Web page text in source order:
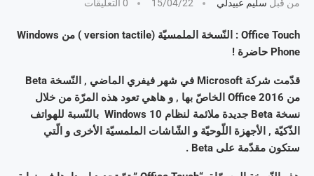
من قبل سليم عبيدلي 15/04/22 0 التعليقات
Office Touch : النّسخة الملمسيّة (version tactile ) من Windows
Phone حاضرة !
قدّمت شركة Microsoft في شهر فيفري الماضي , النّسخة Beta
من Office 2016 الخاصّ بها , و هاهي تعود هذه المرّة من خلال
نسخة Beta جديدة ملائمة لنظام Windows 10 بالنّسبة للهواتف
الذّكيّة , الأجهزة اللّوحيّة و الشّاشات الملمسيّة الأخرى و الّتي
ستكون مقدّمة على Beta .